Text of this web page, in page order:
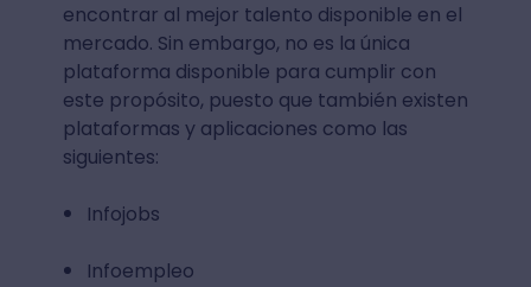
encontrar al mejor talento disponible en el
mercado. Sin embargo, no es la única
plataforma disponible para cumplir con
este propósito, puesto que también existen
plataformas y aplicaciones como las
siguientes:
Infojobs
Infoempleo